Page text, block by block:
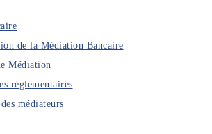
de la Médiation Bancaire
Médiation
réglementaires
médiateurs